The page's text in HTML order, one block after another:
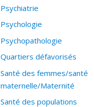
Psychiatrie
Psychologie
Psychopathologie
Quartiers défavorisés
Santé des femmes/santé
maternelle/Maternité
Santé des populations